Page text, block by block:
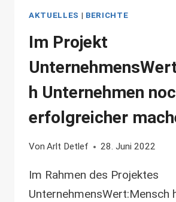
KOMMUNIKATION
AKTUELLES | BERICHTE
Im Projekt
h Unternehmen
erfolgreicher
Von Arlt Detlef 28. Juni 2022
Im Rahmen des Projektes
UnternehmensWert:Mensch